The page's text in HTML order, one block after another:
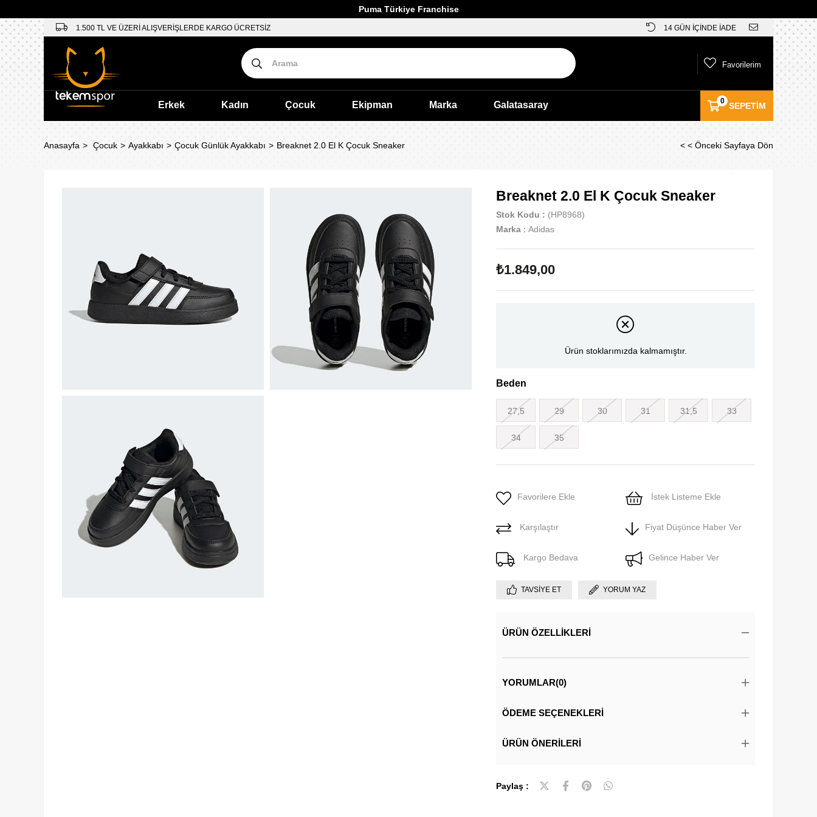
Puma Türkiye Franchise
1.500 TL VE ÜZERİ ALIŞVERİŞLERDE KARGO ÜCRETSİZ 14 GÜN İÇİNDE İADE
SEPETIM
0
Favorilerim
Erkek Kadın Çocuk Ekipman Marka Galatasaray
Anasayfa Çocuk Ayakkabı Çocuk Günlük Ayakkabı Breaknet 2.0 El K Çocuk Sneaker < < Önceki Sayfaya Dön
Breaknet 2.0 El K Çocuk Sneaker
Stok Kodu
(HP8968)
Marka : Adidas
₺1.849,00
Ürün stoklarımızda kalmamıştır.
Beden
27,5 29 30 31 31,5 33
34 35
Favorilere Ekle İstek Listeme Ekle
Karşılaştır Fiyat Düşünce Haber Ver
Kargo Bedava Gelince Haber Ver
TAVSIYE ET YORUM YAZ
ÜRÜN ÖZELLIKLERI
YORUMLAR(0)
ÖDEME SEÇENEKLERI
ÜRÜN ÖNERILERI
Paylaş :